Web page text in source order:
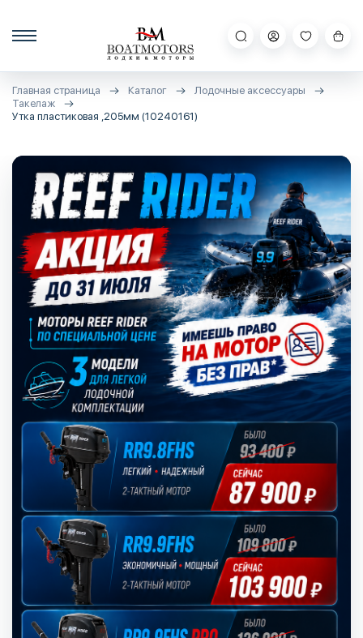
Главная страница Каталог
Лодочные аксессуары
Такелаж
Утка пластиковая ,205мм (10240161)